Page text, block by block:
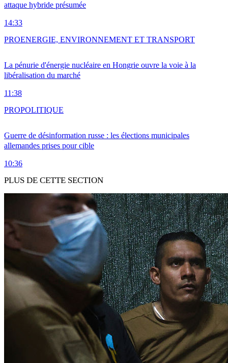
attaque hybride présumée
14:33
La pénurie d'énergie nucléaire en Hongrie ouvre la voie à la
libéralisation du marché
11:38
PROENERGIE, ENVIRONNEMENT ET TRANSPORT
Guerre de désinformation russe : les élections municipales
allemandes prises pour cible
10:36
PROPOLITIQUE
PLUS DE CETTE SECTION